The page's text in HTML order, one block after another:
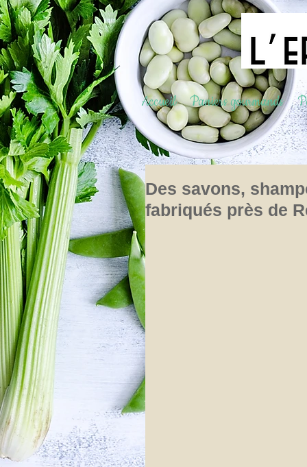
Accueil Paniers gourmands
Des savons,
fabriqués près de